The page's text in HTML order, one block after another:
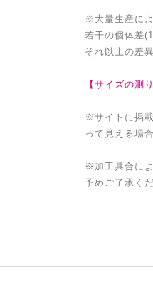
※大量生産に
若干の個体差
それ以上の差
【サイズの測
※サイトに掲
って見える場
※加工具合に
予めご了承く